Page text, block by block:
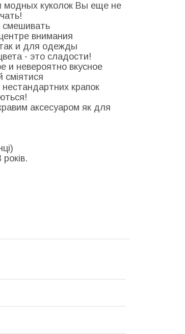
модных куколок Вы еще не
смешивать
внимания
и для одежды
- это сладости!
и невероятно вкусное
нестандартних крапок
аксесуаром як для